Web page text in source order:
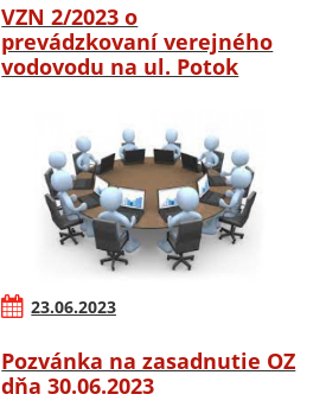
VZN 2/2023 o
prevádzkovaní verejného
vodovodu na ul. Potok
23.06.2023
Pozvánka na zasadnutie OZ
dňa 30.06.2023